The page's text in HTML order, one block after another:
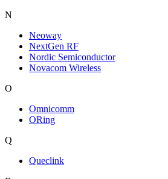
N
Neoway
NextGen RF
Nordic Semiconductor
Novacom Wireless
O
Omnicomm
ORing
Q
Queclink